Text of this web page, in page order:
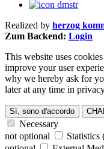
Realized by herzog
Zum Backend: Login
This website uses
improve your user
why we hereby ask for
later at any time in
Sì, sono d'accordo
Necessary
not optional